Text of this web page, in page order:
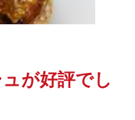
が好評でし